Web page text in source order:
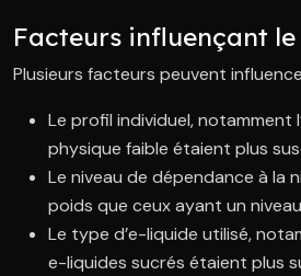
Facteurs influençant
Plusieurs facteurs peuvent
Le profil individuel, notamment
physique faible étaient plus
Le niveau de dépendance à la
poids que ceux ayant un
Le type d’e-liquide utilisé,
e-liquides sucrés étaient plus